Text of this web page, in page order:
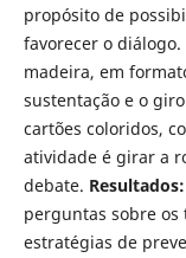
propósito de
favorecer o
madeira, em
sustentação e o
cartões coloridos,
atividade é girar a
debate. Resultados:
perguntas sobre os
estratégias de